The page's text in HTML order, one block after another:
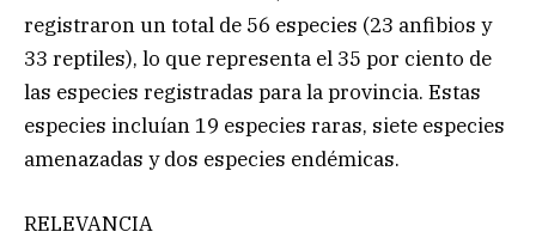
registraron un total de 56 especies (23 anfibios y
33 reptiles), lo que representa el 35 por ciento de
las especies registradas para la provincia. Estas
especies incluían 19 especies raras, siete especies
amenazadas y dos especies endémicas.
RELEVANCIA